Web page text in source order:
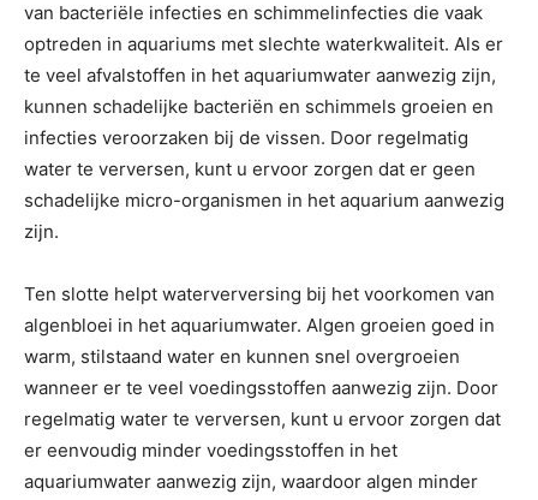
van bacteriële infecties en schimmelinfecties die vaak
optreden in aquariums met slechte waterkwaliteit. Als er
te veel afvalstoffen in het aquariumwater aanwezig zijn,
kunnen schadelijke bacteriën en schimmels groeien en
infecties veroorzaken bij de vissen. Door regelmatig
water te verversen, kunt u ervoor zorgen dat er geen
schadelijke micro-organismen in het aquarium aanwezig
zijn.
Ten slotte helpt waterverversing bij het voorkomen van
algenbloei in het aquariumwater. Algen groeien goed in
warm, stilstaand water en kunnen snel overgroeien
wanneer er te veel voedingsstoffen aanwezig zijn. Door
regelmatig water te verversen, kunt u ervoor zorgen dat
er eenvoudig minder voedingsstoffen in het
aquariumwater aanwezig zijn, waardoor algen minder